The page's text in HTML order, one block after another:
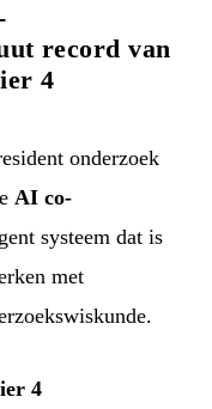
record van
4
onderzoek
AI co-
systeem dat is
met
4